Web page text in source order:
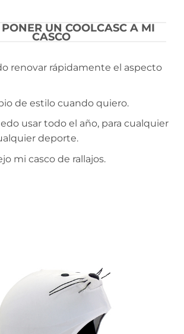
UN COOLCASC A MI
CASCO
renovar rápidamente el aspecto
de estilo cuando quiero.
usar todo el año, para cualquier
deporte.
mi casco de rallajos.